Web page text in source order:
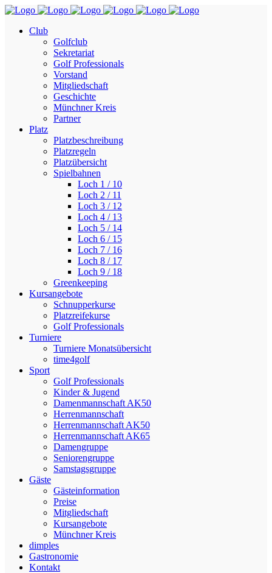
Club
Golfclub
Sekretariat
Golf Professionals
Vorstand
Mitgliedschaft
Geschichte
Münchner Kreis
Partner
Platz
Platzbeschreibung
Platzregeln
Platzübersicht
Spielbahnen
Loch 1 / 10
Loch 2 / 11
Loch 3 / 12
Loch 4 / 13
Loch 5 / 14
Loch 6 / 15
Loch 7 / 16
Loch 8 / 17
Loch 9 / 18
Greenkeeping
Kursangebote
Schnupperkurse
Platzreifekurse
Golf Professionals
Turniere
Turniere Monatsübersicht
time4golf
Sport
Golf Professionals
Kinder & Jugend
Damenmannschaft AK50
Herrenmannschaft
Herrenmannschaft AK50
Herrenmannschaft AK65
Damengruppe
Seniorengruppe
Samstagsgruppe
Gäste
Gästeinformation
Preise
Mitgliedschaft
Kursangebote
Münchner Kreis
dimples
Gastronomie
Kontakt